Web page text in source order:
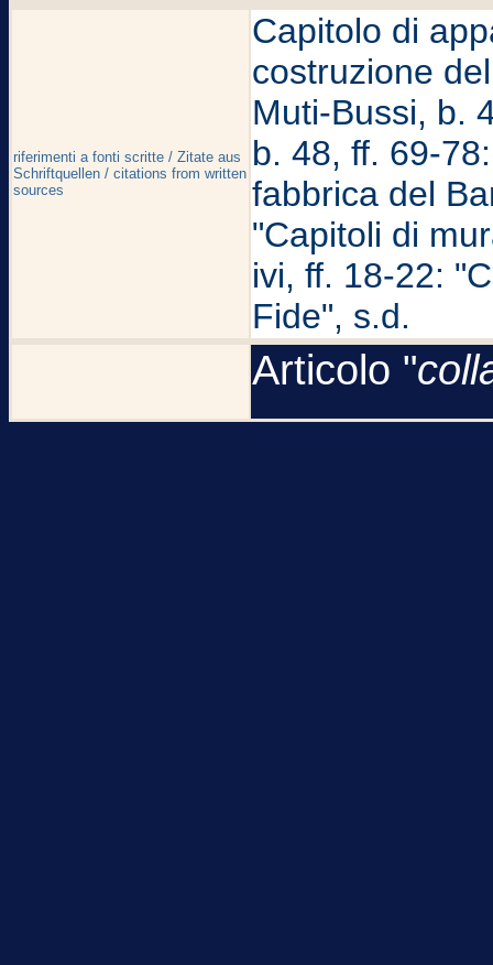
riferimenti a fonti scritte / Zitate aus
Schriftquellen / citations from written
sources
Capitolo di
costruzione
Muti-Bussi, b.
b. 48, ff. 69-
fabbrica del
"Capitoli di
ivi, ff. 18-22:
Fide", s.d.
Articolo "